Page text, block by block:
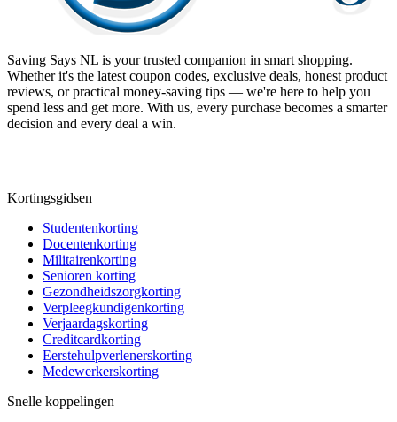
Saving Says NL is your trusted companion in smart shopping.
Whether it's the latest coupon codes, exclusive deals, honest product
reviews, or practical money-saving tips — we're here to help you
spend less and get more. With us, every purchase becomes a smarter
decision and every deal a win.
Kortingsgidsen
Studentenkorting
Docentenkorting
Militairenkorting
Senioren korting
Gezondheidszorgkorting
Verpleegkundigenkorting
Verjaardagskorting
Creditcardkorting
Eerstehulpverlenerskorting
Medewerkerskorting
Snelle koppelingen